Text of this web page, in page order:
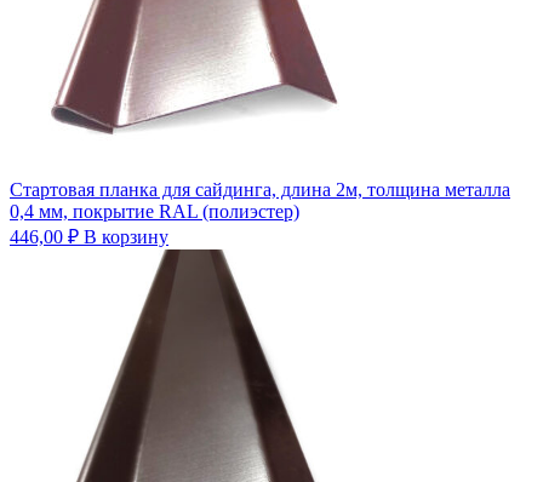
Стартовая планка для сайдинга, длина 2м, толщина металла
0,4 мм, покрытие RAL (полиэстер)
446,00 ₽ В корзину